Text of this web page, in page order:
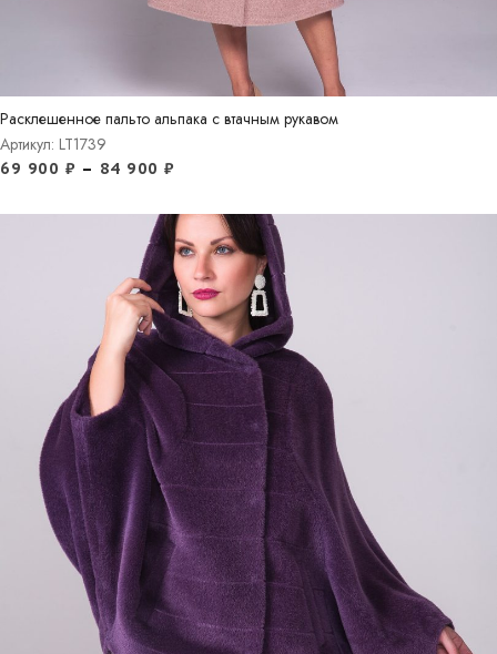
Расклешенное пальто альпака с втачным рукавом
Артикул: LT1739
69 900 ₽ – 84 900 ₽